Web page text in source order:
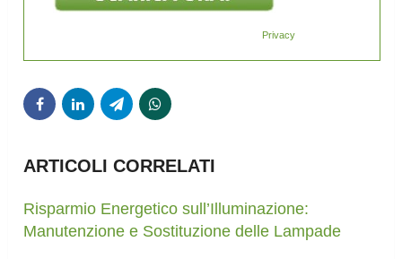
Privacy
ARTICOLI CORRELATI
Risparmio Energetico sull’Illuminazione:
Manutenzione e Sostituzione delle Lampade